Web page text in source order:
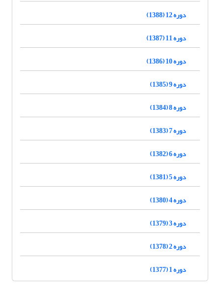
دوره 12 (1388)
دوره 11 (1387)
دوره 10 (1386)
دوره 9 (1385)
دوره 8 (1384)
دوره 7 (1383)
دوره 6 (1382)
دوره 5 (1381)
دوره 4 (1380)
دوره 3 (1379)
دوره 2 (1378)
دوره 1 (1377)